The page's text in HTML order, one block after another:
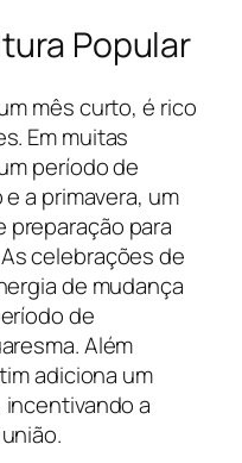
Popular
mês curto, é rico
Em muitas
período de
a primavera, um
preparação para
celebrações de
de mudança
de
Além
adiciona um
a